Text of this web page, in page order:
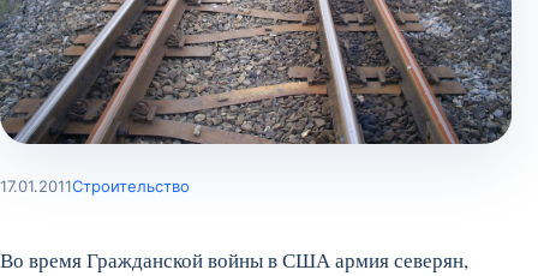
17.01.2011Строительство
Во время Гражданской войны в США армия северян,